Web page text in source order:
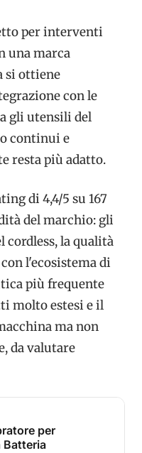
per interventi
una marca
si ottiene
con le
gli utensili del
continui e
resta più adatto.
di 4,4/5 su 167
del marchio: gli
la qualità
l'ecosistema di
più frequente
molto estesi e il
ma non
da valutare
per
Batteria